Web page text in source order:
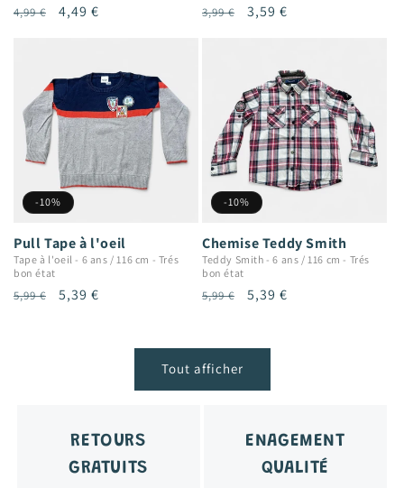
Prix
4,99 €
Prix
4,49 €
Prix
3,99 €
Prix
3,59 €
-10%
Pull Tape à l'oeil
Tape à l'oeil - 6 ans / 116 cm - Trés
bon état
Prix
5,99 €
Prix
5,39 €
-10%
Chemise Teddy Smith
Teddy Smith -6 ans / 116 cm - Trés
bon état
Prix
5,99 €
Prix
5,39 €
Tout afficher
RETOURS
GRATUITS
ENAGEMENT
QUALITÉ